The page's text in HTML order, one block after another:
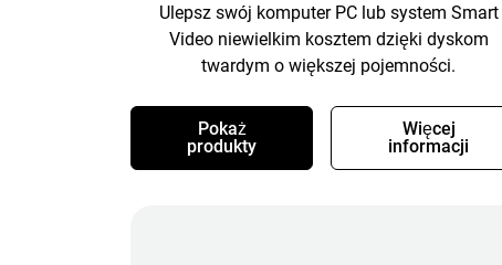
Ulepsz swój komputer PC lub system Smart
Video niewielkim kosztem dzięki dyskom
twardym o większej pojemności.
Pokaż
produkty
Więcej
informacji